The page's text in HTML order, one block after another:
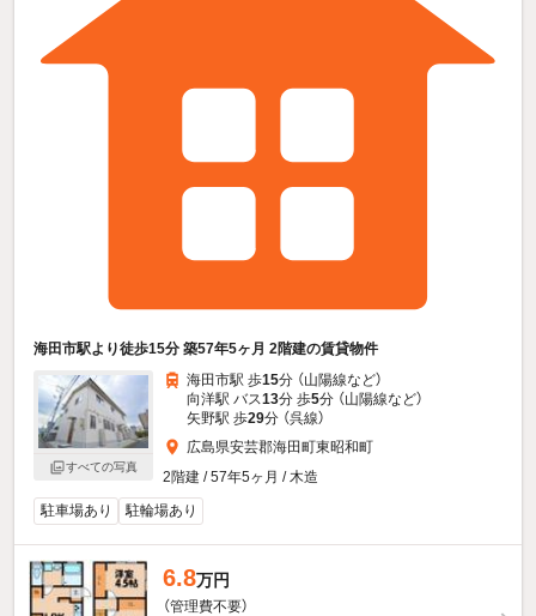
海田市駅より徒歩15分 築57年5ヶ月 2階建の賃貸物件
すべての写真
海田市駅 歩15分 （山陽線など）
向洋駅 バス13分 歩5分 （山陽線など）
矢野駅 歩29分 （呉線）
広島県安芸郡海田町東昭和町
2階建 / 57年5ヶ月 / 木造
駐車場あり
駐輪場あり
6.8万円
（管理費不要）